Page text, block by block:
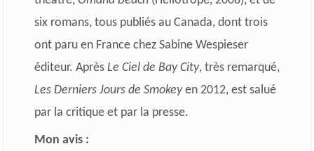
six romans, tous publiés au Canada, dont trois
ont paru en France chez Sabine Wespieser
éditeur. Après Le Ciel de Bay City, très remarqué,
Les Derniers Jours de Smokeyen 2012, est salué
par la critique et par la presse.
Mon avis :